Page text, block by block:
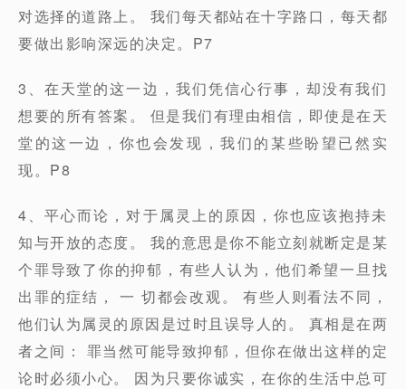
对选择的道路上。 我们每天都站在十字路口，每天都
要做出影响深远的决定。P7
3、在天堂的这一边，我们凭信心行事，却没有我们
想要的所有答案。 但是我们有理由相信，即使是在天
堂的这一边，你也会发现，我们的某些盼望已然实
现。P8
4、平心而论，对于属灵上的原因，你也应该抱持未
知与开放的态度。 我的意思是你不能立刻就断定是某
个罪导致了你的抑郁，有些人认为，他们希望一旦找
出罪的症结， 一 切都会改观。 有些人则看法不同，
他们认为属灵的原因是过时且误导人的。 真相是在两
者之间： 罪当然可能导致抑郁，但你在做出这样的定
论时必须小心。 因为只要你诚实，在你的生活中总可